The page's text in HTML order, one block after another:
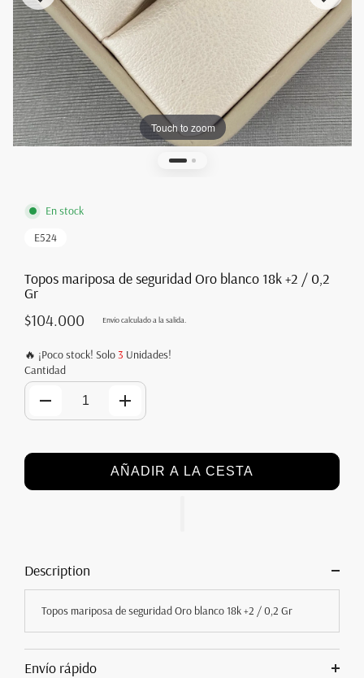
Touch to zoom
En stock
E524
Topos mariposa de seguridad Oro blanco 18k +2 / 0,2
Gr
$104.000 Envíocalculado a la salida.
🔥 ¡Poco stock! Solo3 Unidades!
Cantidad
AÑADIR A LA CESTA
Description
Topos mariposa de seguridad Oro blanco 18k +2 / 0,2 Gr
Envío rápido